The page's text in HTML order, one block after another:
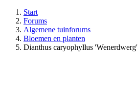
Start
Forums
Algemene tuinforums
Bloemen en planten
Dianthus caryophyllus 'Wenerdwerg'